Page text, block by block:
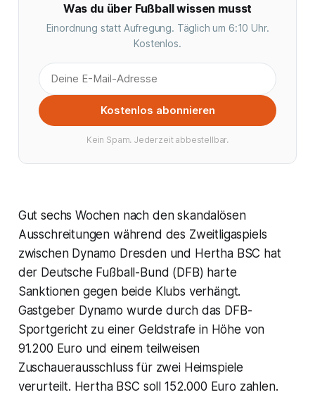
Was du über Fußball wissen musst
Einordnung statt Aufregung. Täglich um 6:10 Uhr.
Kostenlos.
Kostenlos abonnieren
Kein Spam. Jederzeit abbestellbar.
Gut sechs Wochen nach den skandalösen
Ausschreitungen während des Zweitligaspiels
zwischen Dynamo Dresden und Hertha BSC hat
der Deutsche Fußball-Bund (DFB) harte
Sanktionen gegen beide Klubs verhängt.
Gastgeber Dynamo wurde durch das DFB-
Sportgericht zu einer Geldstrafe in Höhe von
91.200 Euro und einem teilweisen
Zuschauerausschluss für zwei Heimspiele
verurteilt. Hertha BSC soll 152.000 Euro zahlen.